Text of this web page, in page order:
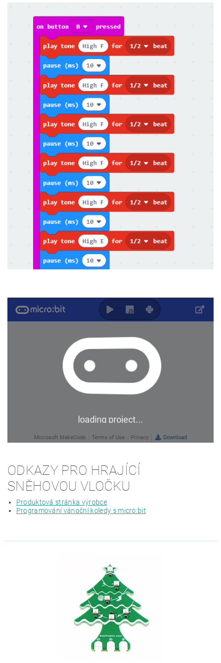
ODKAZY PRO HRAJÍCÍ
SNĚHOVOU VLOČKU
Produktová stránka výrobce
Programování vánoční koledy s micro:bit